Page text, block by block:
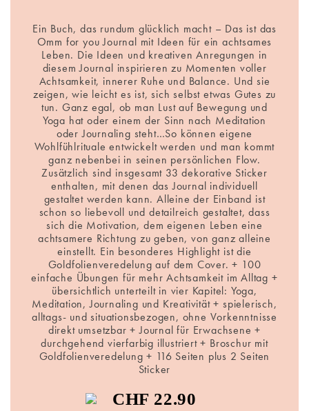
Ein Buch, das rundum glücklich macht – Das ist das
Omm for you Journal mit Ideen für ein achtsames
Leben. Die Ideen und kreativen Anregungen in
diesem Journal inspirieren zu Momenten voller
Achtsamkeit, innerer Ruhe und Balance. Und sie
zeigen, wie leicht es ist, sich selbst etwas Gutes zu
tun. Ganz egal, ob man Lust auf Bewegung und
Yoga hat oder einem der Sinn nach Meditation
oder Journaling steht…So können eigene
Wohlfühlrituale entwickelt werden und man kommt
ganz nebenbei in seinen persönlichen Flow.
Zusätzlich sind insgesamt 33 dekorative Sticker
enthalten, mit denen das Journal individuell
gestaltet werden kann. Alleine der Einband ist
schon so liebevoll und detailreich gestaltet, dass
sich die Motivation, dem eigenen Leben eine
achtsamere Richtung zu geben, von ganz alleine
einstellt. Ein besonderes Highlight ist die
Goldfolienveredelung auf dem Cover. + 100
einfache Übungen für mehr Achtsamkeit im Alltag +
übersichtlich unterteilt in vier Kapitel: Yoga,
Meditation, Journaling und Kreativität + spielerisch,
alltags- und situationsbezogen, ohne Vorkenntnisse
direkt umsetzbar + Journal für Erwachsene +
durchgehend vierfarbig illustriert + Broschur mit
Goldfolienveredelung + 116 Seiten plus 2 Seiten
Sticker
CHF 22.90